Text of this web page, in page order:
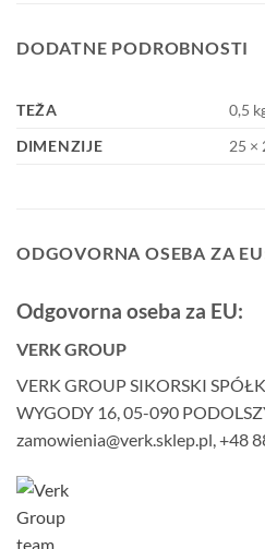
DODATNE PODROBNOSTI
TEŽA
0,5
DIMENZIJE
25 ×
ODGOVORNA OSEBA ZA
Odgovorna oseba za EU:
VERK GROUP
VERK GROUP SIKORSKI
WYGODY 16, 05-090
zamowienia@verk.sklep.pl, +48